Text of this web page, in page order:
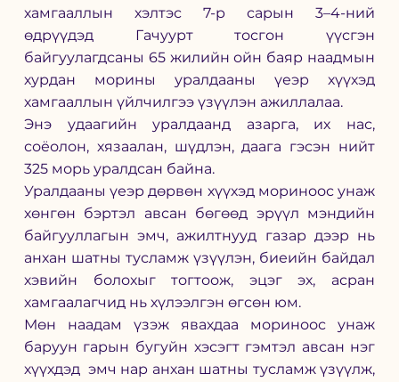
хамгааллын хэлтэс 7-р сарын 3–4-ний
өдрүүдэд Гачуурт тосгон үүсгэн
байгуулагдсаны 65 жилийн ойн баяр наадмын
хурдан морины уралдааны үеэр хүүхэд
хамгааллын үйлчилгээ үзүүлэн ажиллалаа.
Энэ удаагийн уралдаанд азарга, их нас,
соёолон, хязаалан, шүдлэн, даага гэсэн нийт
325 морь уралдсан байна.
Уралдааны үеэр дөрвөн хүүхэд мориноос унаж
хөнгөн бэртэл авсан бөгөөд эрүүл мэндийн
байгууллагын эмч, ажилтнууд газар дээр нь
анхан шатны тусламж үзүүлэн, биеийн байдал
хэвийн болохыг тогтоож, эцэг эх, асран
хамгаалагчид нь хүлээлгэн өгсөн юм.
Мөн наадам үзэж явахдаа мориноос унаж
баруун гарын бугуйн хэсэгт гэмтэл авсан нэг
хүүхдэд  эмч нар анхан шатны тусламж үзүүлж,